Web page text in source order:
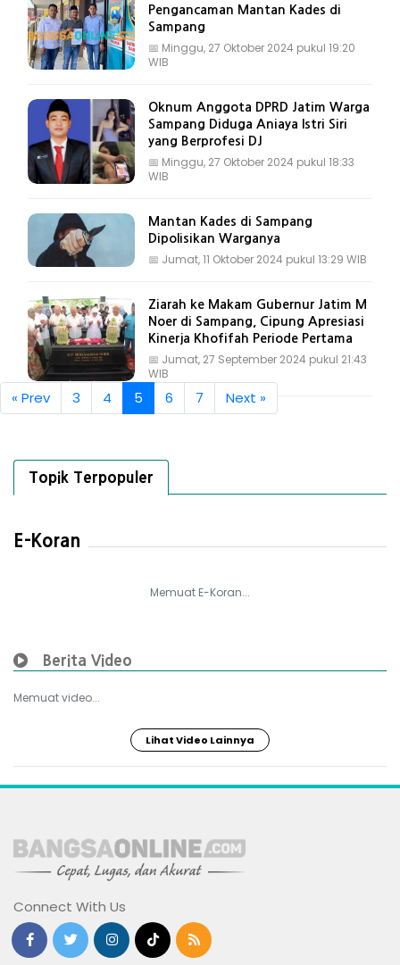
Pengancaman Mantan Kades di
Sampang
📅 Minggu, 27 Oktober 2024 pukul 19:20
WIB
Oknum Anggota DPRD Jatim Warga
Sampang Diduga Aniaya Istri Siri
yang Berprofesi DJ
📅 Minggu, 27 Oktober 2024 pukul 18:33
WIB
Mantan Kades di Sampang
Dipolisikan Warganya
📅 Jumat, 11 Oktober 2024 pukul 13:29 WIB
Ziarah ke Makam Gubernur Jatim M
Noer di Sampang, Cipung Apresiasi
Kinerja Khofifah Periode Pertama
📅 Jumat, 27 September 2024 pukul 21:43
WIB
« Prev 3 4 5 6 7 Next »
Topik Terpopuler
E-Koran
Memuat E-Koran...
Berita Video
Memuat video...
Lihat Video Lainnya
Connect With Us